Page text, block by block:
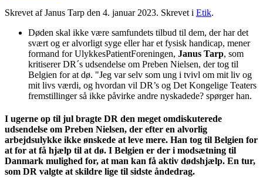
Skrevet af Janus Tarp den 4. januar 2023. Skrevet i Etik.
Døden skal ikke være samfundets tilbud til dem, der har det
svært og er alvorligt syge eller har et fysisk handicap, mener
formand for UlykkesPatientForeningen, Janus Tarp, som
kritiserer DR´s udsendelse om Preben Nielsen, der tog til
Belgien for at dø. "Jeg var selv som ung i tvivl om mit liv og
mit livs værdi, og hvordan vil DR’s og Det Kongelige Teaters
fremstillinger så ikke påvirke andre nyskadede? spørger han.
I ugerne op til jul bragte DR den meget omdiskuterede
udsendelse om Preben Nielsen, der efter en alvorlig
arbejdsulykke ikke ønskede at leve mere. Han tog til Belgien for
at for at få hjælp til at dø. I Belgien er der i modsætning til
Danmark mulighed for, at man kan få aktiv dødshjælp. En tur,
som DR valgte at skildre lige til sidste åndedrag.